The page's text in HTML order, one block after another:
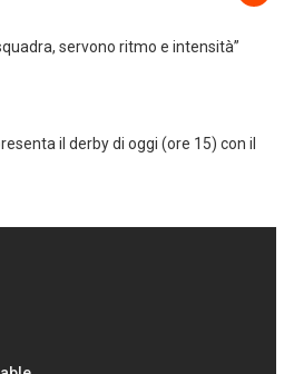
il derby di oggi (ore 15) con il